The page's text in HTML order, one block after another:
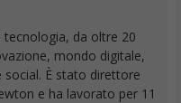
da oltre 20
mondo digitale,
È stato direttore
e ha lavorato per 11